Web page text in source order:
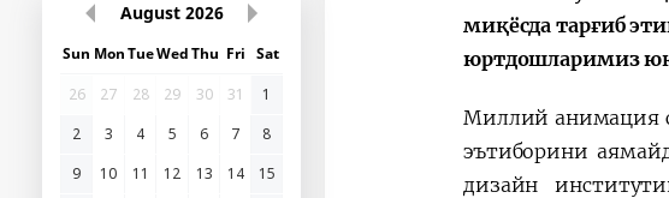
August 2026
Sun MonTueWedThu Fri Sat
26
27 28 29 30 31
1
2
3 4 5 6 7
8
9
10 11 12 13 14
15
миқёсда тарғиб
юртдошларимиз
Миллий анимация
эътиборини
дизайн